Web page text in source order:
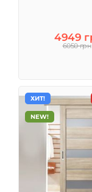
4949
6050 грн
ХИТ!
NEW!